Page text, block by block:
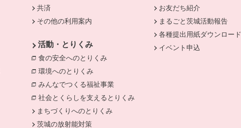
共済
その他の利用案内
活動・とりくみ
食の安全へのとりくみ
環境へのとりくみ
みんなでつくる福祉事業
社会とくらしを支えるとりくみ
まちづくりへのとりくみ
茨城の放射能対策
お友だち紹介
まるごと茨城活動報告
各種提出用紙ダウンロード
イベント申込